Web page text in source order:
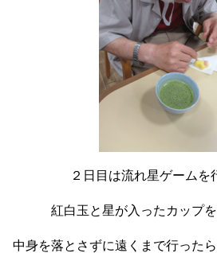
２日目は流れ星ゲームを
紅白玉と星が入ったカップを
中身を落とさずに遠くまで行った